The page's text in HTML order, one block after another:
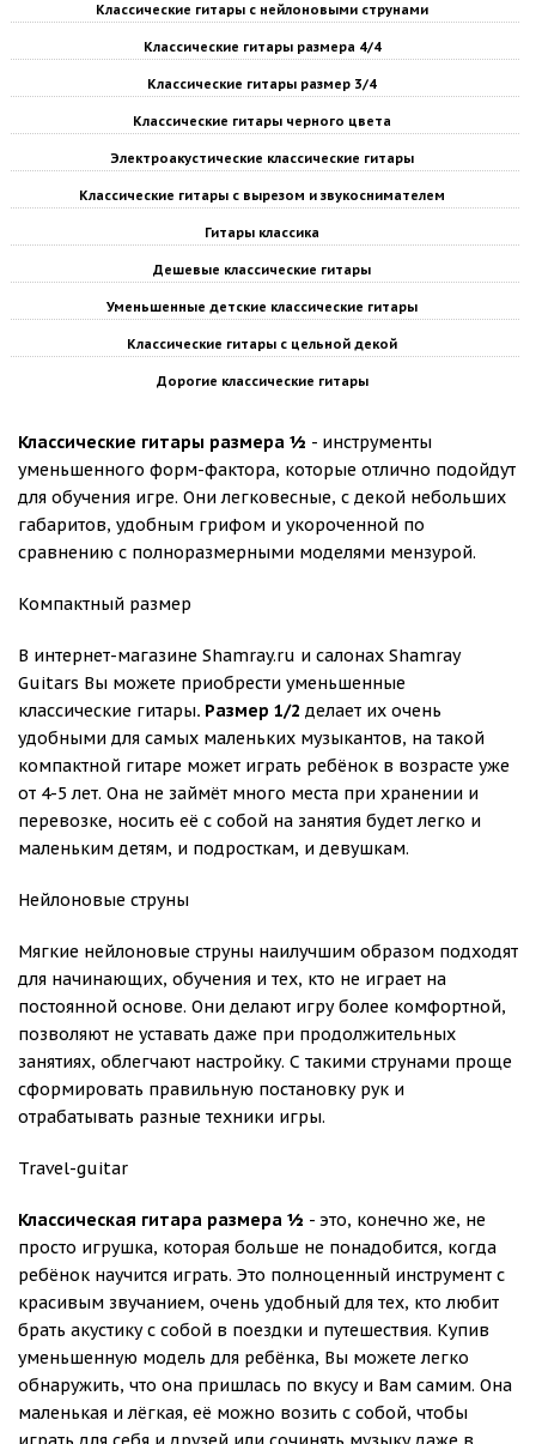
Классические гитары с нейлоновыми струнами
Классические гитары размера 4/4
Классические гитары размер 3/4
Классические гитары черного цвета
Электроакустические классические гитары
Классические гитары с вырезом и звукоснимателем
Гитары классика
Дешевые классические гитары
Уменьшенные детские классические гитары
Классические гитары с цельной декой
Дорогие классические гитары
Классические гитары размера ½ - инструменты
уменьшенного форм-фактора, которые отлично подойдут
для обучения игре. Они легковесные, с декой небольших
габаритов, удобным грифом и укороченной по
сравнению с полноразмерными моделями мензурой.
Компактный размер
В интернет-магазине Shamray.ru и салонах Shamray
Guitars Вы можете приобрести уменьшенные
классические гитары. Размер 1/2 делает их очень
удобными для самых маленьких музыкантов, на такой
компактной гитаре может играть ребёнок в возрасте уже
от 4-5 лет. Она не займёт много места при хранении и
перевозке, носить её с собой на занятия будет легко и
маленьким детям, и подросткам, и девушкам.
Нейлоновые струны
Мягкие нейлоновые струны наилучшим образом подходят
для начинающих, обучения и тех, кто не играет на
постоянной основе. Они делают игру более комфортной,
позволяют не уставать даже при продолжительных
занятиях, облегчают настройку. С такими струнами проще
сформировать правильную постановку рук и
отрабатывать разные техники игры.
Travel-guitar
Классическая гитара размера ½ - это, конечно же, не
просто игрушка, которая больше не понадобится, когда
ребёнок научится играть. Это полноценный инструмент с
красивым звучанием, очень удобный для тех, кто любит
брать акустику с собой в поездки и путешествия. Купив
уменьшенную модель для ребёнка, Вы можете легко
обнаружить, что она пришлась по вкусу и Вам самим. Она
маленькая и лёгкая, её можно возить с собой, чтобы